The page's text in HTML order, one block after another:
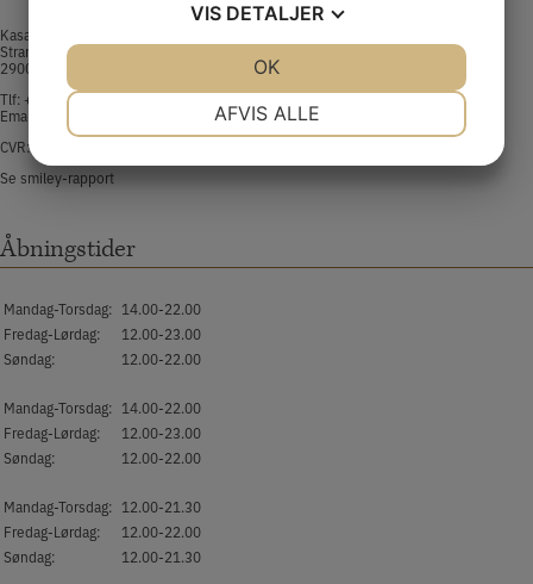
Kasai Sushi Hellerup
Strandvejen 213 st.th 6
2900 Hellerup
Tlf: +45 32 55 58 88​
Email:
CVR: 44932024
Se smiley-rapport
Åbningstider
Mandag-Torsdag: 14.00-22.00
Fredag-Lørdag:
12.00-23.00
Søndag:
12.00-22.00
Mandag-Torsdag: 14.00-22.00
Fredag-Lørdag:
12.00-23.00
Søndag:
12.00-22.00
Mandag-Torsdag: 12.00-21.30
Fredag-Lørdag:
12.00-22.00
Søndag:
12.00-21.30
VIS DETALJER
AFVIS ALLE
OK